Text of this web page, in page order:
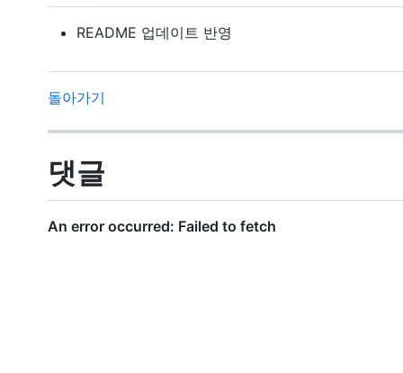
README 업데이트 반영
돌아가기
댓글